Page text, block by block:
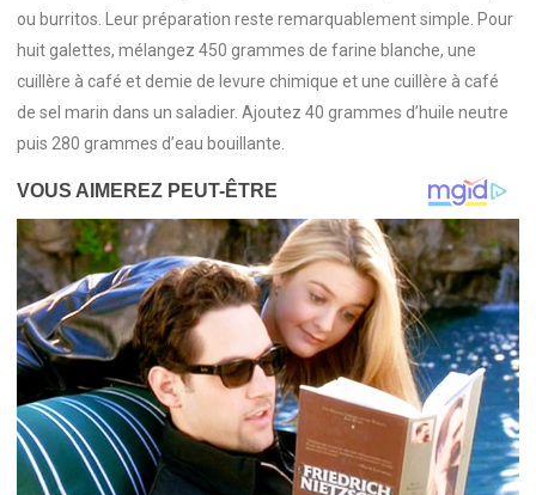
ou burritos. Leur préparation reste remarquablement simple. Pour
huit galettes, mélangez 450 grammes de farine blanche, une
cuillère à café et demie de levure chimique et une cuillère à café
de sel marin dans un saladier. Ajoutez 40 grammes d’huile neutre
puis 280 grammes d’eau bouillante.